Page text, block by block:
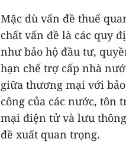
Mặc dù vấn đề thuế
chất vấn đề là các quy
như bảo hộ đầu tư,
hạn chế trợ cấp nhà
giữa thương mại với
công của các nước, tôn
mại điện tử và lưu
đề xuất quan trọng.